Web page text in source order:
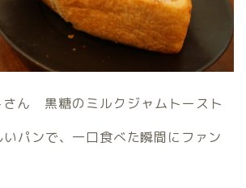
さん 黒糖のミルクジャムトースト
パンで、一口食べた瞬間にファン